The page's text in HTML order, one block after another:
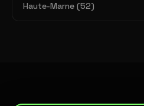
Haute-Marne (52)